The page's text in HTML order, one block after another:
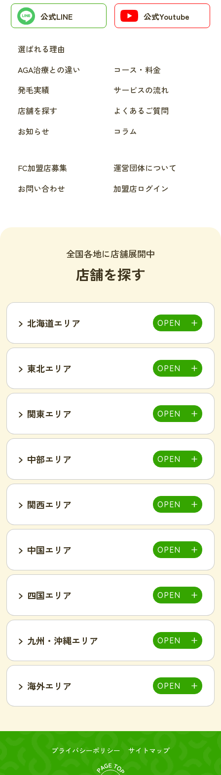
公式LINE 公式Youtube
選ばれる理由
AGA治療との違い
コース・料金
発毛実績
サービスの流れ
店舗を探す
よくあるご質問
お知らせ
コラム
FC加盟店募集
運営団体について
お問い合わせ
加盟店ログイン
全国各地に店舗展開中
店舗を探す
北海道エリア
東北エリア
仙台泉店
関東エリア
大宮店 新所沢西口店
池袋西口店
吉祥寺駅前店
小岩駅前店 渋谷店 新橋店
小山店
湘南藤沢店 新横浜菊名店
群馬太田店
つくば店 水戸店
中部エリア
富山インター店
甲府中央店
岐阜可児店
一宮店 岡崎駅前店
豊田南店
名古屋駅前店
名古屋金山駅前店
新潟燕三条店
関西エリア
明石駅前店
豊岡店
東加古川店
姫路店
和歌山店
旭・千林店 梅田北新地店
新大阪店
高槻駅前店
寝屋川枚方店
中国エリア
岡山駅前店 岡山東店
東広島西条店 広島福山店
四国エリア
高知西店
九州・沖縄エリア
海外エリア
プライバシーポリシー
サイトマップ